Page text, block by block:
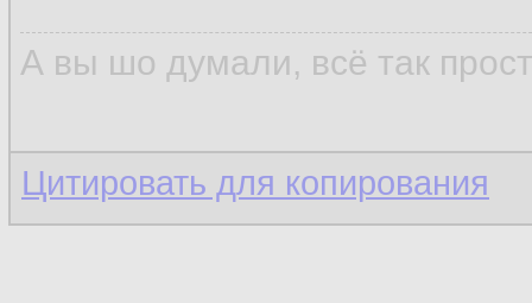
А вы шо думали, всё так
Цитировать для копирования